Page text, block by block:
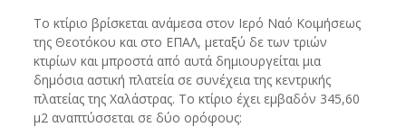
Το κτίριο βρίσκεται ανάμεσα στον Ιερό Ναό Κοιμήσεως
της Θεοτόκου και στο ΕΠΑΛ, μεταξύ δε των τριών
κτιρίων και μπροστά από αυτά δημιουργείται μια
δημόσια αστική πλατεία σε συνέχεια της κεντρικής
πλατείας της Χαλάστρας. Το κτίριο έχει εμβαδόν 345,60
μ2 αναπτύσσεται σε δύο ορόφους: